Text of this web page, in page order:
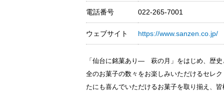
電話番号 022-265-7001
ウェブサイト https://www.sanzen.co.jp/
「仙台に銘菓あり― 萩の月」をはじめ、歴
全のお菓子の数々をお楽しみいただけるセレ
たにも喜んでいただけるお菓子を取り揃え、